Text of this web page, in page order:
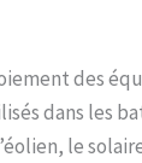
des
dans les
le